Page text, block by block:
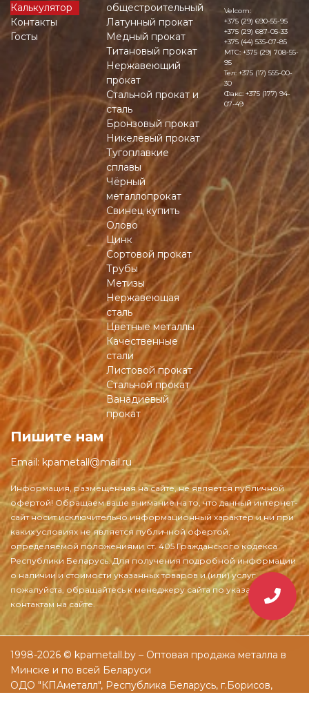
Калькулятор
Контакты
Госты
общестроительный
Латунный прокат
Медный прокат
Титановый прокат
Нержавеющий
прокат
Стальной прокат и
сталь
Бронзовый прокат
Никелевый прокат
Тугоплавкие
сплавы
Чёрный
металлопрокат
Свинец купить
Олово
Цинк
Сортовой прокат
Трубы
Метизы
Нержавеющая
сталь
Цветные металлы
Качественные
стали
Листовой прокат
Стальной прокат
Ванадиевый
прокат
Velcom:
+375 (29) 690-55-95
+375 (29) 687-05-33
+375 (44) 535-07-85
MTC:+375 (29) 708-55-
95
Тел: +375 (17) 555-00-
30
Факс: +375 (177) 94-
07-49
Пишите нам
Email: kpametall@mail.ru
1998-2026 © kpametall.by – Оптовая продажа металла в
Минске и по всей Беларуси
ОДО "КПАметалл", Республика Беларусь, г.Борисов,